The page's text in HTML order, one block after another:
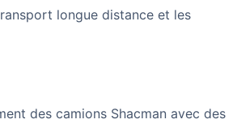
longue distance et les
des camions Shacman avec des